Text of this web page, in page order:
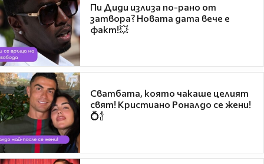
Пи Диди излиза по-рано от
затвора? Новата дата вече е
факт!💥
Сватбата, която чакаше целият
свят! Кристиано Роналдо се жени!
💍🍾